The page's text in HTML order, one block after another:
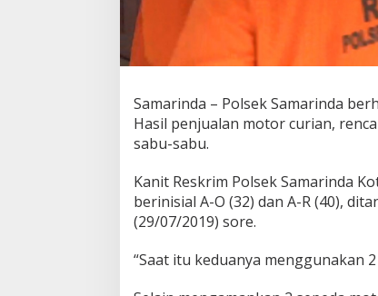
Samarinda – Polsek Samarinda
Hasil penjualan motor curian,
sabu-sabu.
Kanit Reskrim Polsek Samarinda
berinisial A-O (32) dan A-R (40),
(29/07/2019) sore.
“Saat itu keduanya menggunakan